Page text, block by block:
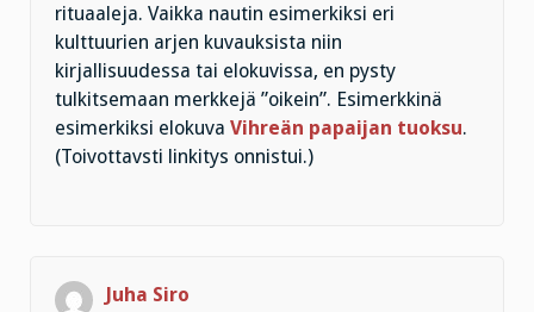
rituaaleja. Vaikka nautin esimerkiksi eri
kulttuurien arjen kuvauksista niin
kirjallisuudessa tai elokuvissa, en pysty
tulkitsemaan merkkejä ”oikein”. Esimerkkinä
esimerkiksi elokuva Vihreän papaijan tuoksu.
(Toivottavsti linkitys onnistui.)
Juha Siro